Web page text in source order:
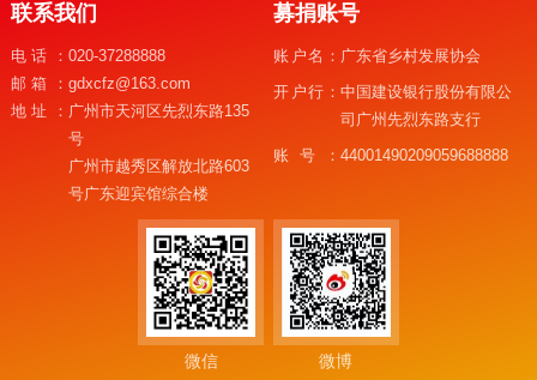
联系我们
电话： 020-37288888
邮箱： gdxcfz@163.com
地址： 广州市天河区先烈东路135
号
广州市越秀区解放北路603
号广东迎宾馆综合楼
募捐账号
账户名： 广东省乡村发展协会
开户行：中国建设银行股份有限公
司广州先烈东路支行
账号：44001490209059688888
微信 微博